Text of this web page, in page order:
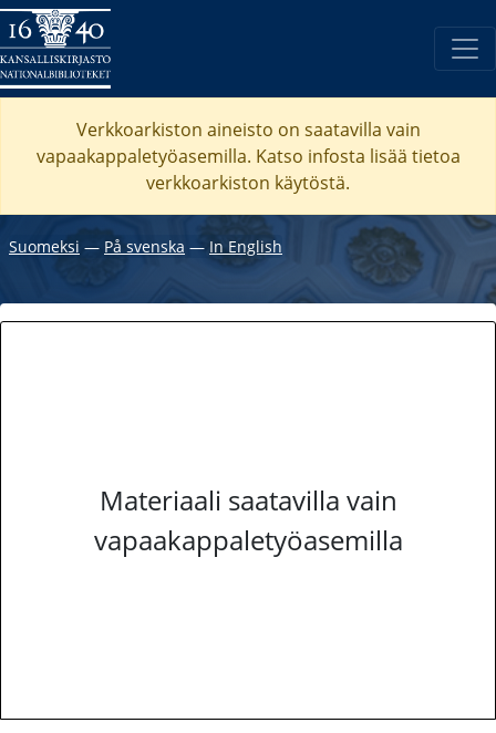
Verkkoarkiston aineisto on saatavilla vain
vapaakappaletyöasemilla. Katso infosta lisää tietoa
verkkoarkiston käytöstä.
Suomeksi ― På svenska ― In English
Materiaali saatavilla vain
vapaakappaletyöasemilla